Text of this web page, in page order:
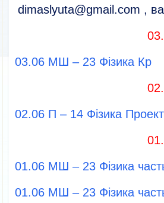
dimaslyuta@gmail.com ,
03.06 МШ – 23 Фізика Кр
02.06 П – 14 Фізика
01.06 МШ – 23 Фізика
01.06 МШ – 23 Фізика